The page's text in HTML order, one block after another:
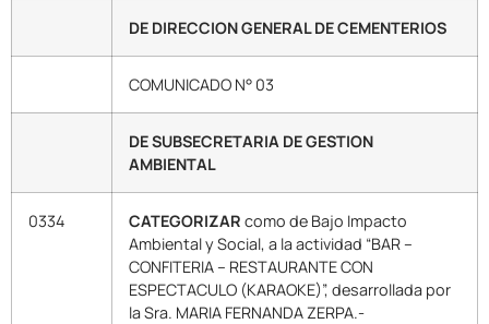
DE DIRECCION GENERAL DE CEMENTERIOS
COMUNICADO N° 03
DE SUBSECRETARIA DE GESTION
AMBIENTAL
0334 CATEGORIZAR como de Bajo Impacto
Ambiental y Social, a la actividad “BAR –
CONFITERIA – RESTAURANTE CON
ESPECTACULO (KARAOKE)”, desarrollada por
la Sra. MARIA FERNANDA ZERPA.-